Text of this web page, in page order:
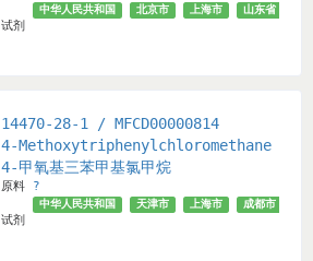
试剂
中华人民共和国 北京市 上海市 山东省
广州市 深圳市
14470-28-1 / MFCD00000814
4-Methoxytriphenylchloromethane
4-甲氧基三苯甲基氯甲烷
原料 ?
试剂
中华人民共和国 天津市 上海市 成都市